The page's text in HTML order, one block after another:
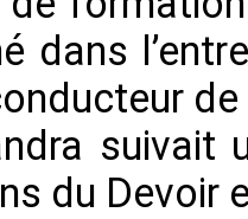
dans
du Devoir